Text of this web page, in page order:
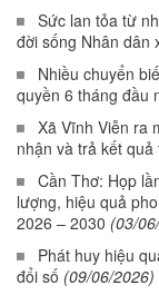
Sức lan tỏa từ
đời sống Nhân dân
Nhiều chuyển
quyền 6 tháng đầu
Xã Vĩnh Viễn ra
nhận và trả kết quả
Cần Thơ: Họp
lượng, hiệu quả
2026 – 2030 (03/
Phát huy hiệu
đổi số (09/06/2026)